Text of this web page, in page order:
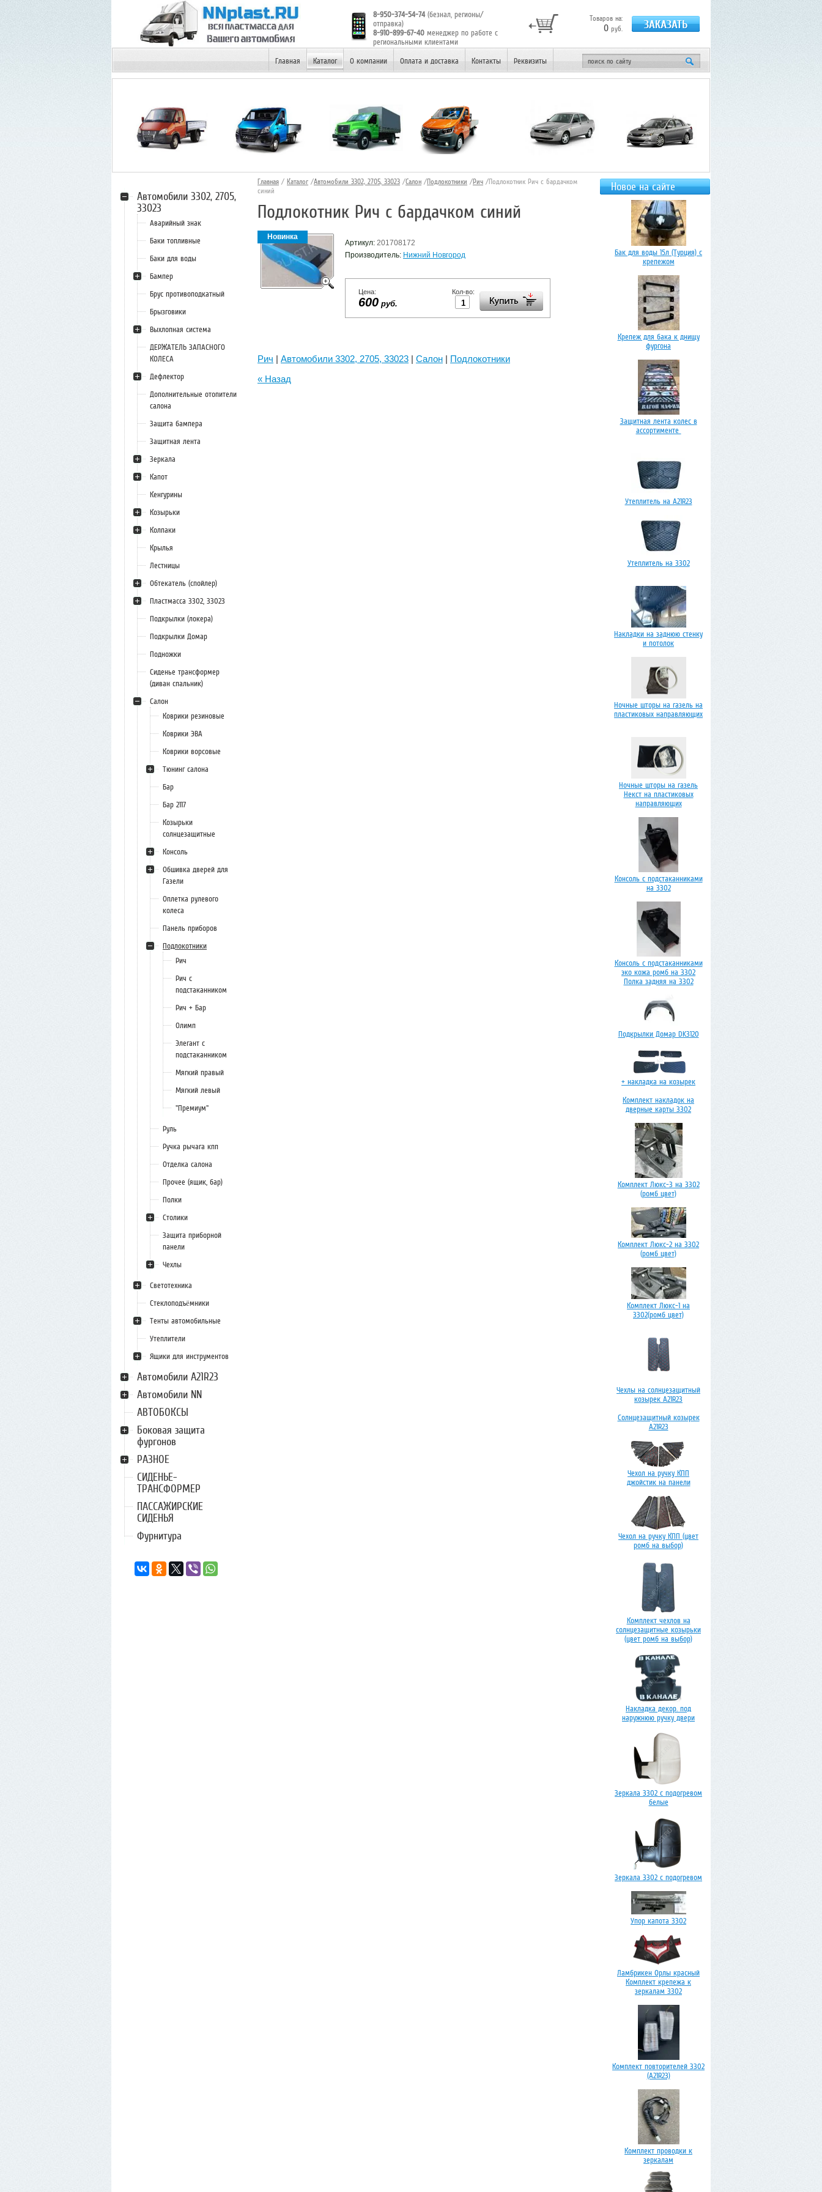
8-950-374-54-74 (безнал, регионы/
отправка)
8-910-899-67-40 менеджер по работе с
региональными клиентами
Главная Каталог О компании Оплата и доставка Контакты Реквизиты
Товаров на:
0 руб.
Главная / Каталог /Автомобили 3302, 2705, 33023 /Салон /Подлокотники /Рич /Подлокотник Рич с бардачком
синий
Подлокотник Рич с бардачком синий
Новинка
Артикул: 201708172
Производитель: Нижний Новгород
Кол-во:
Цена:
600 руб.
Рич | Автомобили 3302, 2705, 33023 | Салон | Подлокотники
« Назад
Автомобили 3302, 2705,
33023
Аварийный знак
Баки топливные
Баки для воды
Бампер
Брус противоподкатный
Брызговики
Выхлопная система
ДЕРЖАТЕЛЬ ЗАПАСНОГО
КОЛЕСА
Дефлектор
Дополнительные отопители
салона
Защита бампера
Защитная лента
Зеркала
Капот
Кенгурины
Козырьки
Колпаки
Крылья
Лестницы
Обтекатель (спойлер)
Пластмасса 3302, 33023
Подкрылки (локера)
Подкрылки Домар
Подножки
Сиденье трансформер
(диван спальник)
Салон
Коврики резиновые
Коврики ЭВА
Коврики ворсовые
Тюнинг салона
Бар
Бар 2117
Козырьки
солнцезащитные
Консоль
Обшивка дверей для
Газели
Оплетка рулевого
колеса
Панель приборов
Подлокотники
Рич
Рич с
подстаканником
Рич + Бар
Олимп
Элегант с
подстаканником
Мягкий правый
Мягкий левый
"Премиум"
Руль
Ручка рычага кпп
Отделка салона
Прочее (ящик, бар)
Полки
Столики
Защита приборной
панели
Чехлы
Светотехника
Стеклоподъёмники
Тенты автомобильные
Утеплители
Ящики для инструментов
Автомобили А21R23
Автомобили NN
АВТОБОКСЫ
Боковая защита
фургонов
РАЗНОЕ
СИДЕНЬЕ-
ТРАНСФОРМЕР
ПАССАЖИРСКИЕ
СИДЕНЬЯ
Фурнитура
Новое на сайте
Бак для воды 15л (Турция) с
крепежом
Крепеж для бака к днищу
фургона
Защитная лента колес в
ассортименте
Утеплитель на А21R23
Утеплитель на 3302
Накладки на заднюю стенку
и потолок
Ночные шторы на газель на
пластиковых направляющих
Ночные шторы на газель
Некст на пластиковых
направляющих
Консоль с подстаканниками
на 3302
Консоль с подстаканниками
эко кожа ромб на 3302
Полка задняя на 3302
Подкрылки Домар DK3120
+ накладка на козырек
Комплект накладок на
дверные карты 3302
Комплект Люкс-3 на 3302
(ромб цвет)
Комплект Люкс-2 на 3302
(ромб цвет)
Комплект Люкс-1 на
3302(ромб цвет)
Чехлы на солнцезащитный
козырек А21R23
Солнцезащитный козырек
А21R23
Чехол на ручку КПП
джойстик на панели
Чехол на ручку КПП (цвет
ромб на выбор)
Комплект чехлов на
солнцезащитные козырьки
(цвет ромб на выбор)
Накладка декор. под
наружнюю ручку двери
Зеркала 3302 с подогревом
белые
Зеркала 3302 с подогревом
Упор капота 3302
Ламбрикен Орлы красный
Комплект крепежа к
зеркалам 3302
Комплект повторителей 3302
(А21R23)
Комплект проводки к
зеркалам